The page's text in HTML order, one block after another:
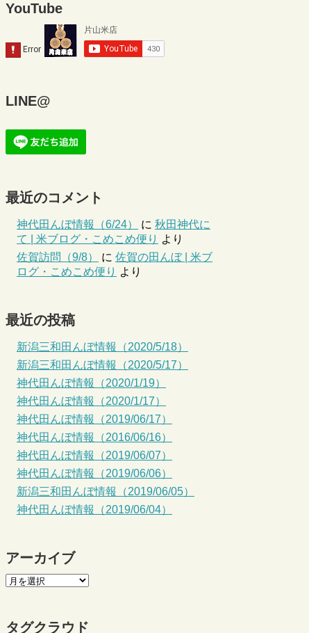
YouTube
LINE@
最近のコメント
神代田んぼ情報（6/24） に 秋田神代に
て | 米ブログ・こめこめ便り より
佐賀訪問（9/8）
に 佐賀の田んぼ | 米ブ
ログ・こめこめ便り より
最近の投稿
新潟三和田んぼ情報（2020/5/18）
新潟三和田んぼ情報（2020/5/17）
神代田んぼ情報（2020/1/19）
神代田んぼ情報（2020/1/17）
神代田んぼ情報（2019/06/17）
神代田んぼ情報（2016/06/16）
神代田んぼ情報（2019/06/07）
神代田んぼ情報（2019/06/06）
新潟三和田んぼ情報（2019/06/05）
神代田んぼ情報（2019/06/04）
アーカイブ
タグクラウド